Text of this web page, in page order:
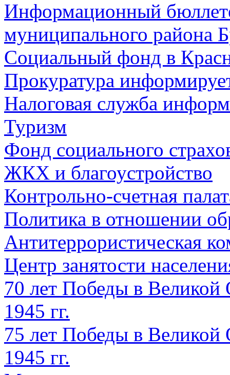
Информационный
муниципального района
Социальный фонд в
Прокуратура
Налоговая служба
Туризм
Фонд социального
ЖКХ и благоустройство
Контрольно-счетная
Политика в отношении
Антитеррористическая
Центр занятости
70 лет Победы в Великой
1945 гг.
75 лет Победы в Великой
1945 гг.